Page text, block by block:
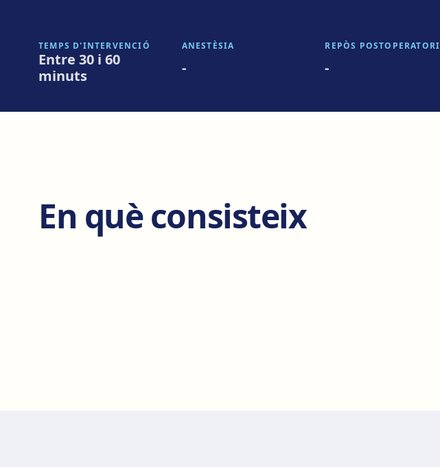
TEMPS D'INTERVENCIÓ
Entre 30 i 60
minuts
ANESTÈSIA
-
REPÒS POSTOPERATORI
-
En què consisteix